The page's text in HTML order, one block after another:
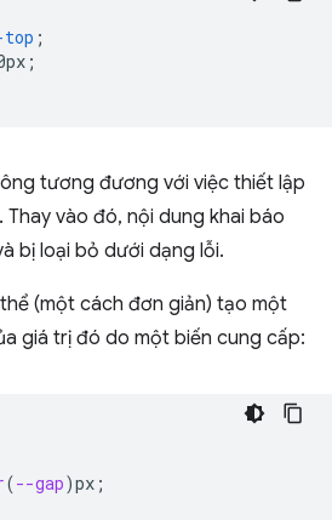
top ;
;
tương đương với việc thiết lập
. Thay vào đó, nội dung khai báo
bị loại bỏ dưới dạng lỗi.
(một cách đơn giản) tạo một
giá trị đó do một biến cung cấp:
(--gap)px ;